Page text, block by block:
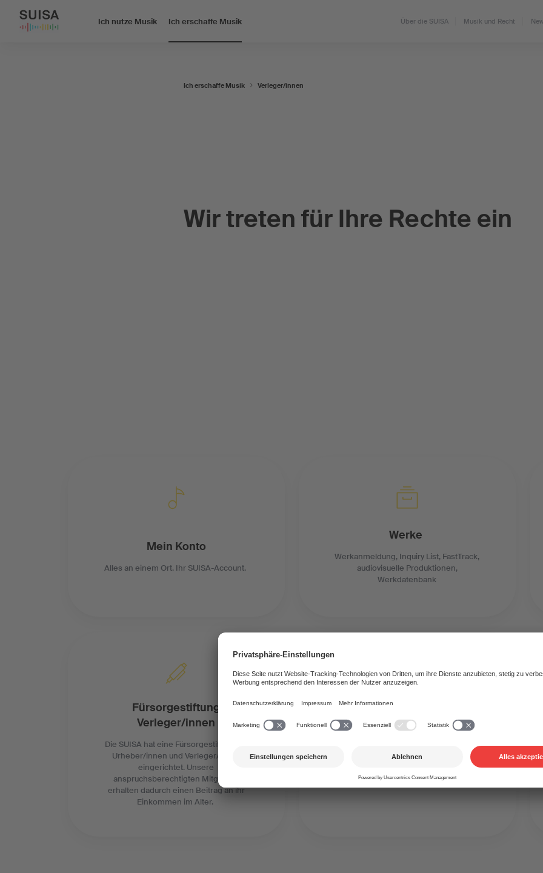
Ich nutze Musik Ich erschaffe Musik Über die SUISA Musik und Recht
Wir treten für Ihre Rechte ein
Ich erschaffe Musik Verleger/innen
Mein Konto
Alles an einem Ort. Ihr SUISA-Account.
Werke
Werkanmeldung, Inquiry List, FastTrack,
audiovisuelle Produktionen,
Werkdatenbank
Fürsorgestiftung
Verleger/innen
Die SUISA hat eine Fürsorgestiftung für
Urheber/innen und Verleger/innen
eingerichtet. Unsere
anspruchsberechtigten Mitglieder
erhalten dadurch einen Beitrag an ihr
Einkommen im Alter.
Dokumente für Verleger/innen
Hier finden Verleger/innen die wichtigsten
Rechtewahrnehmung durch die SUISA.